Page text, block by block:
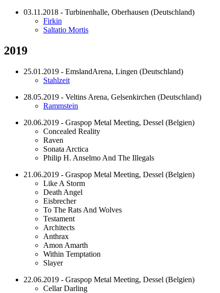
03.11.2018 - Turbinenhalle, Oberhausen (Deutschland)
Firkin
Saltatio Mortis
2019
25.01.2019 - EmslandArena, Lingen (Deutschland)
Stahlzeit
28.05.2019 - Veltins Arena, Gelsenkirchen (Deutschland)
Rammstein
20.06.2019 - Graspop Metal Meeting, Dessel (Belgien)
Concealed Reality
Raven
Sonata Arctica
Philip H. Anselmo And The Illegals
21.06.2019 - Graspop Metal Meeting, Dessel (Belgien)
Like A Storm
Death Angel
Eisbrecher
To The Rats And Wolves
Testament
Architects
Anthrax
Amon Amarth
Within Temptation
Slayer
22.06.2019 - Graspop Metal Meeting, Dessel (Belgien)
Cellar Darling